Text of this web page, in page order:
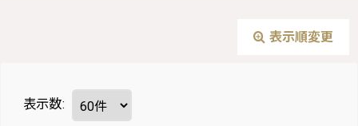
表示順変更
表示数: